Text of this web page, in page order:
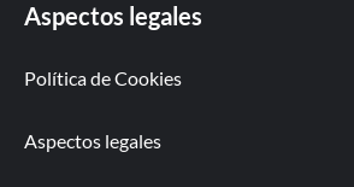
Aspectos legales
Política de Cookies
Aspectos legales